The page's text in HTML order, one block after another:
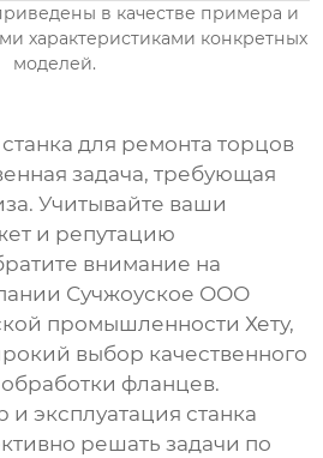
в качестве примера и
характеристиками конкретных
моделей.
для ремонта торцов
задача, требующая
Учитывайте ваши
и репутацию
внимание на
Сучжоуское ООО
промышленности Хету,
выбор качественного
фланцев.
эксплуатация станка
решать задачи по